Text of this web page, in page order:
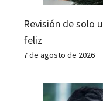
Revisión de solo
feliz
7 de agosto de 2026